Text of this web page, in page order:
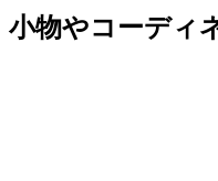
小物やコーディ